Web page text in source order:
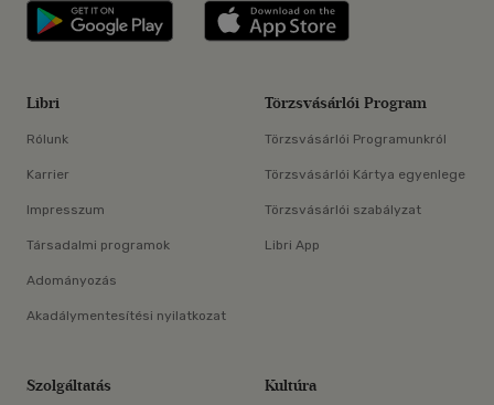
Libri applikáció Szerezd meg: Google
Libri
Rólunk
Karrier
Impresszum
Társadalmi programok
Adományozás
Akadálymentesítési nyilatkozat
Törzsvásárlói Program
Törzsvásárlói Programunkról
Törzsvásárlói Kártya egyenlege
Törzsvásárlói szabályzat
Libri App
Szolgáltatás Kultúra